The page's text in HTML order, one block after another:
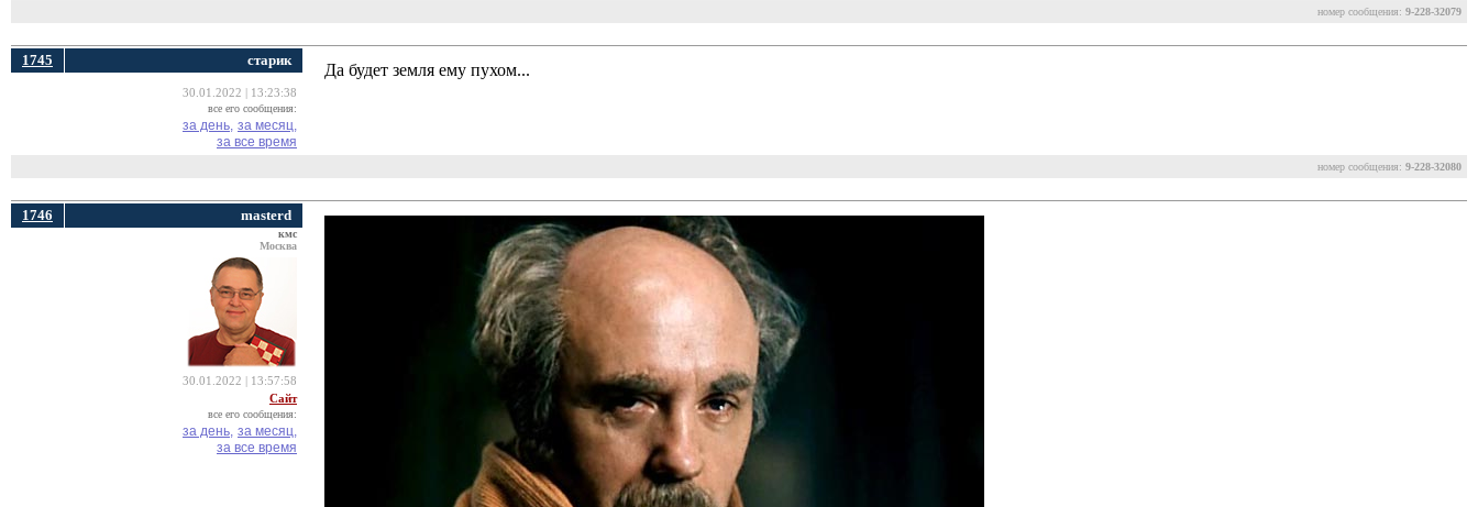
номер сообщения: 9-228-32079
1745 старик
30.01.2022 | 13:23:38
все его сообщения:
за день, за месяц,
за все время
Да будет земля ему пухом...
номер сообщения: 9-228-32080
1746 masterd
кмс
Москва
30.01.2022 | 13:57:58
Сайт
все его сообщения:
за день, за месяц,
за все время